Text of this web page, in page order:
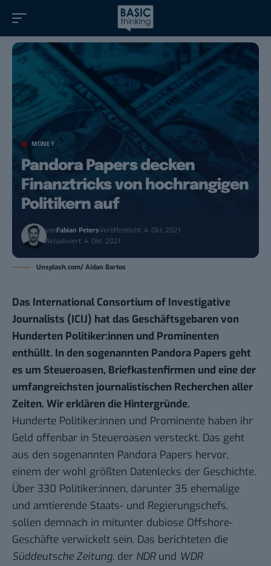
MONEY
Pandora Papers decken
Finanztricks von hochrangigen
Politikern auf
vonFabian PetersVeröffentlicht: 4. Okt. 2021
Aktualisiert: 4. Okt. 2021
Unsplash.com/ Aidan Bartos
Das International Consortium of Investigative
Journalists (ICIJ) hat das Geschäftsgebaren von
Hunderten Politiker:innen und Prominenten
enthüllt. In den sogenannten Pandora Papers geht
es um Steueroasen, Briefkastenfirmen und eine der
umfangreichsten journalistischen Recherchen aller
Zeiten. Wir erklären die Hintergründe.
Hunderte Politiker:innen und Prominente haben ihr
Geld offenbar in Steueroasen versteckt. Das geht
aus den sogenannten Pandora Papers hervor,
einem der wohl größten Datenlecks der Geschichte.
Über 330 Politiker:innen, darunter 35 ehemalige
und amtierende Staats- und Regierungschefs,
sollen demnach in mitunter dubiose Offshore-
Geschäfte verwickelt sein. Das berichteten die
Süddeutsche Zeitung, der NDRund WDR